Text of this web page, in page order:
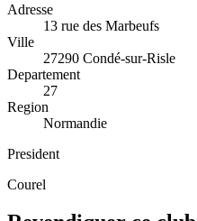
Adresse
13 rue des Marbeufs
Ville
27290 Condé-sur-Risle
Departement
27
Region
Normandie
President
Courel